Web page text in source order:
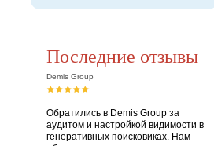
Последние отзывы
Demis Group
Обратились в Demis Group за
аудитом и настройкой видимости в
генеративных поисковиках. Нам